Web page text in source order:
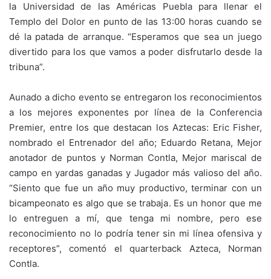
la Universidad de las Américas Puebla para llenar el
Templo del Dolor en punto de las 13:00 horas cuando se
dé la patada de arranque. “Esperamos que sea un juego
divertido para los que vamos a poder disfrutarlo desde la
tribuna”.
Aunado a dicho evento se entregaron los reconocimientos
a los mejores exponentes por línea de la Conferencia
Premier, entre los que destacan los Aztecas: Eric Fisher,
nombrado el Entrenador del año; Eduardo Retana, Mejor
anotador de puntos y Norman Contla, Mejor mariscal de
campo en yardas ganadas y Jugador más valioso del año.
“Siento que fue un año muy productivo, terminar con un
bicampeonato es algo que se trabaja. Es un honor que me
lo entreguen a mí, que tenga mi nombre, pero ese
reconocimiento no lo podría tener sin mi línea ofensiva y
receptores”, comentó el quarterback Azteca, Norman
Contla.